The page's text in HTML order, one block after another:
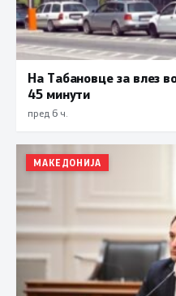
На Табановце за влез
45 минути
пред 6 ч.
МАКЕДОНИЈА